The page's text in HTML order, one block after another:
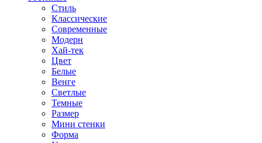
Стиль
Классические
Современные
Модерн
Хай-тек
Цвет
Белые
Венге
Светлые
Темные
Размер
Мини стенки
Форма